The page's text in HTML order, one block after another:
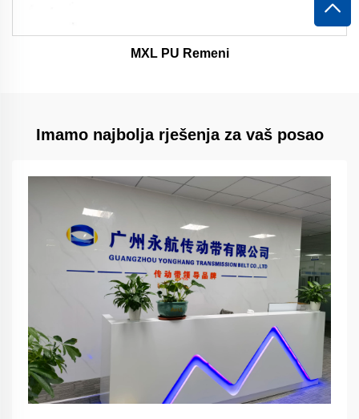
MXL PU Remeni
Imamo najbolja rješenja za vaš posao